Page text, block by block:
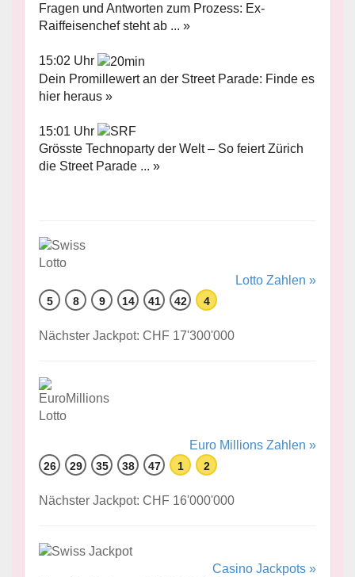
Fragen und Antworten zum Prozess: Ex-
Raiffeisenchef steht ab ... »
15:02 Uhr
Dein Promillewert an der Street Parade: Finde es
hier heraus »
15:01 Uhr
Grösste Technoparty der Welt – So feiert Zürich
die Street Parade ... »
Lotto Zahlen »
5 8 9 14 41 42 4
Nächster Jackpot: CHF 17'300'000
Euro Millions Zahlen »
26 29 35 38 47 1 2
Nächster Jackpot: CHF 16'000'000
Casino Jackpots »